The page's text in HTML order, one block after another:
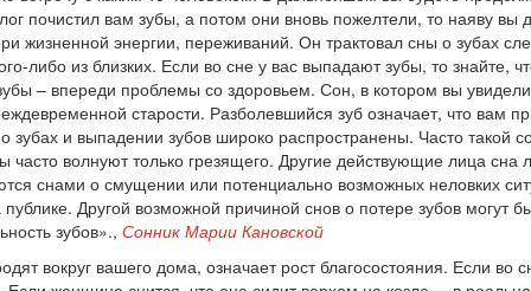
почистил вам зубы, а потом они вновь пожелтели, то наяву
жизненной энергии, переживаний. Он трактовал сны о зубах
либо из близких. Если во сне у вас выпадают зубы, то знайте,
– впереди проблемы со здоровьем. Сон, в котором вы увидели
старости. Разболевшийся зуб означает, что вам
и выпадении зубов широко распространены. Часто такой
часто волнуют только грезящего. Другие действующие лица
снами о смущении или потенциально возможных неловких
Другой возможной причиной снов о потере зубов могут
зубов»., Сонник Марии Кановской
вокруг вашего дома, означает рост благосостояния. Если во